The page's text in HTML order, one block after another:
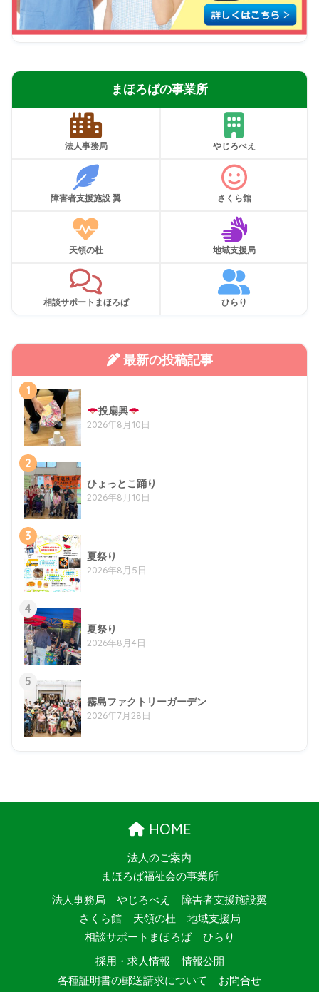
まほろばの事業所
法人事務局 やじろべえ
障害者支援施設 翼 さくら館
天領の杜 地域支援局
相談サポートまほろば ひらり
最新の投稿記事
1
投扇興
2026年8月10日
2
ひょっとこ踊り
2026年8月10日
3
夏祭り
2026年8月5日
4
夏祭り
2026年8月4日
5
霧島ファクトリーガーデン
2026年7月28日
HOME
法人のご案内
まほろば福祉会の事業所
法人事務局 やじろべえ
障害者支援施設翼
さくら館
天領の杜
地域支援局
相談サポートまほろば
ひらり
採用・求人情報
情報公開
各種証明書の郵送請求について
お問合せ